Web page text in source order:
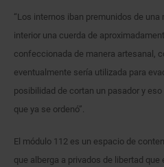
“Los internos iban premunidos de
interior una cuerda de
confeccionada de manera artesanal,
eventualmente sería utilizada para
posibilidad de cortan un pasador y
que ya se ordenó”.
El módulo 112 es un espacio de
que alberga a privados de libertad